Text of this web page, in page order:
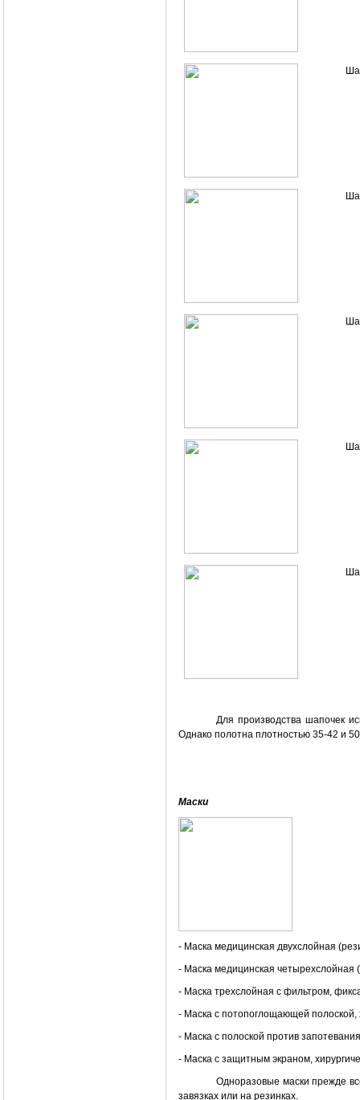
Для производства шапочек
Однако полотна плотностью 35-42 и
Маски
- Маска медицинская двухслойная
- Маска медицинская четырехслойная
- Маска трехслойная с фильтром,
- Маска с потопоглощающей полоской,
- Маска с полоской против
- Маска с защитным экраном,
Одноразовые маски прежде
завязках или на резинках.